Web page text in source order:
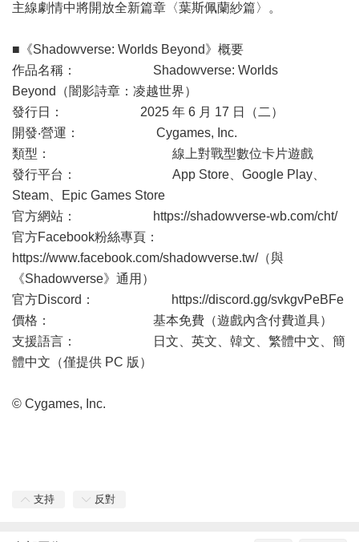
主線劇情中將開放全新篇章〈葉斯佩蘭紗篇〉。
■《Shadowverse: Worlds Beyond》概要
作品名稱： Shadowverse: Worlds
Beyond（闇影詩章：凌越世界）
發行日： 2025 年 6 月 17 日（二）
開發‧營運： Cygames, Inc.
類型： 線上對戰型數位卡片遊戲
發行平台： App Store、Google Play、
Steam、Epic Games Store
官方網站：
https://shadowverse-wb.com/cht/
官方Facebook粉絲專頁：
https://www.facebook.com/shadowverse.tw/（與
《Shadowverse》通用）
官方Discord：
https://discord.gg/svkgvPeBFe
價格： 基本免費（遊戲內含付費道具）
支援語言： 日文、英文、韓文、繁體中文、簡
體中文（僅提供 PC 版）
© Cygames, Inc.
支持 反對